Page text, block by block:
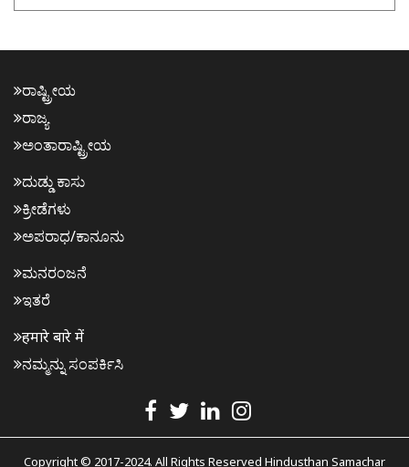
ರಾಷ್ಟ್ರೀಯ
ರಾಜ್ಯ
ಅಂತಾರಾಷ್ಟ್ರೀಯ
ದುಡ್ಡು ಕಾಸು
ಕ್ರೀಡೆಗಳು
ಅಪರಾಧ/ಕಾನೂನು
ಮನರಂಜನೆ
ಇತರೆ
हमारे बारे में
ನಮ್ಮನ್ನು ಸಂಪರ್ಕಿಸಿ
Copyright © 2017-2024. All Rights Reserved Hindusthan Samachar